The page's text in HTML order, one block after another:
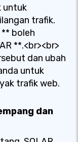
untuk
trafik.
boleh
**.<br><br>
dan ubah
untuk
trafik web.
dan